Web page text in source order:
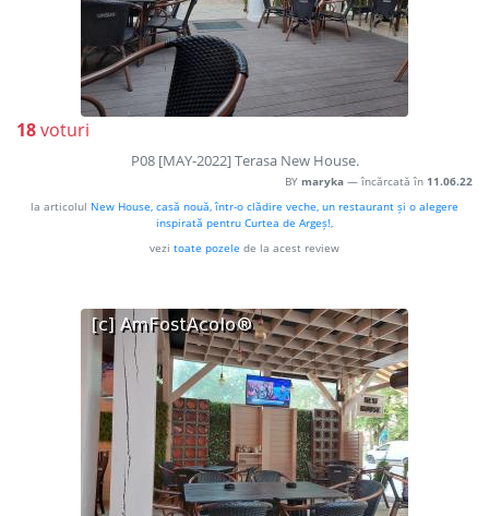
18voturi
P08 [MAY-2022] Terasa New House.
BY maryka — încărcată în 11.06.22
la articolul New House, casă nouă, într-o clădire veche, un restaurant și o alegere
inspirată pentru Curtea de Argeș!,
vezi toate pozele de la acest review